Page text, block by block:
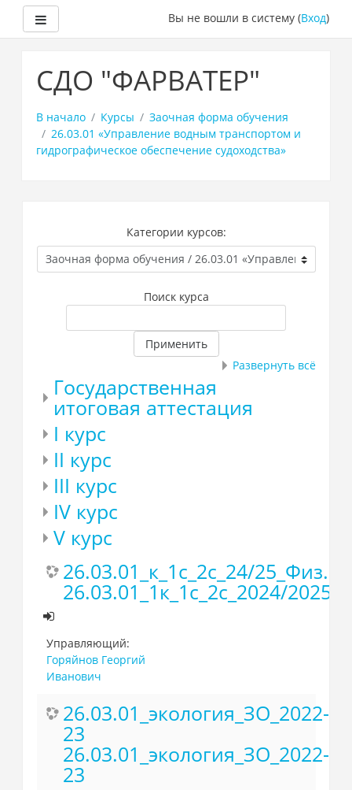
основному
содержанию
Вы не вошли в систему (Вход)
СДО "ФАРВАТЕР"
В начало Курсы
Заочная форма обучения
26.03.01 «Управление водным транспортом и
гидрографическое обеспечение судоходства»
Категории курсов:
Поиск курса
Применить
Развернуть всё
Государственная
итоговая аттестация
I курс
II курс
III курс
IV курс
V курс
26.03.01_к_1с_2с_24/25_Физ.
26.03.01_1к_1с_2с_2024/
Управляющий:
Горяйнов Георгий
Иванович
26.03.01_экология_ЗО_2022-
23
26.03.01_экология_ЗО_2022-
23